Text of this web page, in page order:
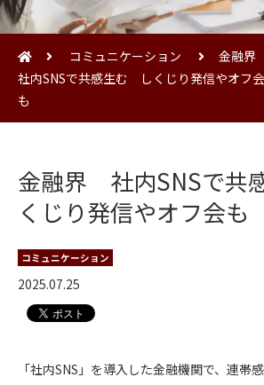
コミュニケーション
金融界
社内SNSで共感生む しくじり発信やオフ会
も
金融界 社内SNSで共
くじり発信やオフ会も
コミュニケーション
2025.07.25
「社内SNS」を導入した金融機関で、連帯